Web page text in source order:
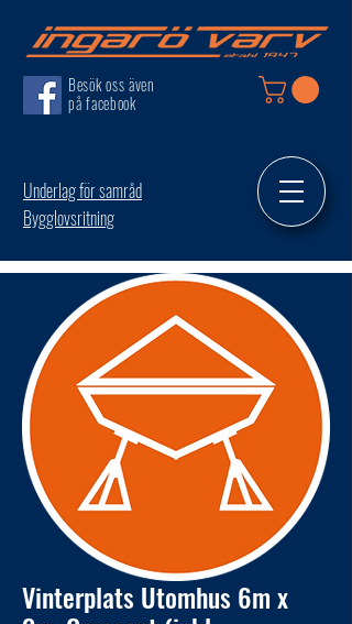
Besök oss även
på facebook
Underlag för samråd
Bygglovsritning
Vinterplats Utomhus 6m x